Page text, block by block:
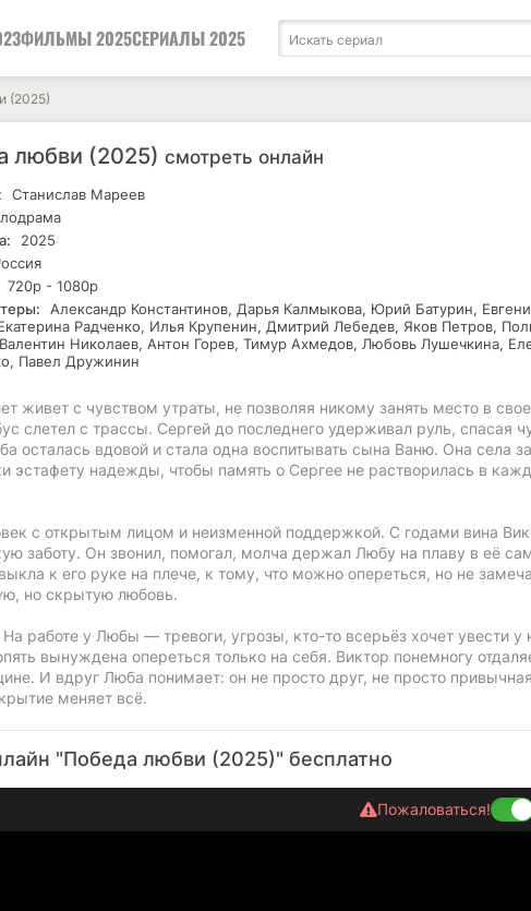
ФИЛЬМЫ 2025СЕРИАЛЫ 2025
(2025)
любви (2025) смотреть онлайн
Станислав Мареев
2025
720р - 1080р
Александр Константинов, Дарья Калмыкова, Юрий Батурин,
Радченко, Илья Крупенин, Дмитрий Лебедев, Яков Петров,
Валентин Николаев, Антон Горев, Тимур Ахмедов, Любовь Лушечкина,
Павел Дружинин
живет с чувством утраты, не позволяя никому занять место в
слетел с трассы. Сергей до последнего удерживал руль, спасая
осталась вдовой и стала одна воспитывать сына Ваню. Она села
эстафету надежды, чтобы память о Сергее не растворилась в
с открытым лицом и неизменной поддержкой. С годами вина
заботу. Он звонил, помогал, молча держал Любу на плаву в её
к его руке на плече, к тому, что можно опереться, но не
но скрытую любовь.
работе у Любы — тревоги, угрозы, кто-то всерьёз хочет увести у
вынуждена опереться только на себя. Виктор понемногу
И вдруг Люба понимает: он не просто друг, не просто привычная
меняет всё.
"Победа любви (2025)" бесплатно
Пожаловаться!